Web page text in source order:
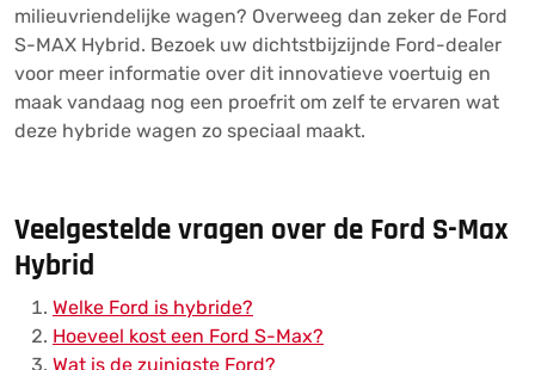
milieuvriendelijke wagen? Overweeg dan zeker de Ford
S-MAX Hybrid. Bezoek uw dichtstbijzijnde Ford-dealer
voor meer informatie over dit innovatieve voertuig en
maak vandaag nog een proefrit om zelf te ervaren wat
deze hybride wagen zo speciaal maakt.
Veelgestelde vragen over de Ford S-Max
Hybrid
Welke Ford is hybride?
Hoeveel kost een Ford S-Max?
Wat is de zuinigste Ford?